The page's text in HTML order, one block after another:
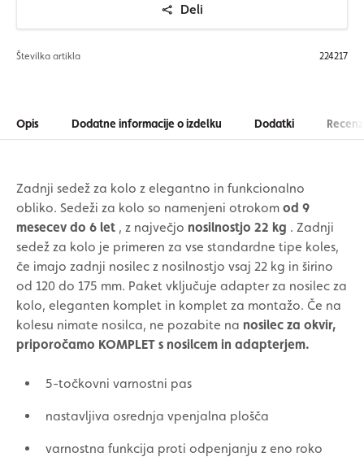
Deli
Številka artikla 224217
Opis Dodatne informacije o izdelku Dodatki
Zadnji sedež za kolo z elegantno in funkcionalno
obliko. Sedeži za kolo so namenjeni otrokom od 9
mesecev do 6 let , z največjo nosilnostjo 22 kg . Zadnji
sedež za kolo je primeren za vse standardne tipe koles,
če imajo zadnji nosilec z nosilnostjo vsaj 22 kg in širino
od 120 do 175 mm. Paket vključuje adapter za nosilec za
kolo, eleganten komplet in komplet za montažo. Če na
kolesu nimate nosilca, ne pozabite na nosilec za okvir,
priporočamo KOMPLET s nosilcem in adapterjem.
5-točkovni varnostni pas
nastavljiva osrednja vpenjalna plošča
varnostna funkcija proti odpenjanju z eno roko